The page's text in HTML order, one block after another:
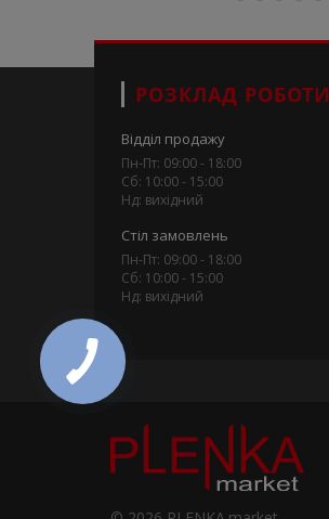
РОЗКЛАД РОБОТИ
Відділ продажу
Пн-Пт: 09:00 - 18:00
Сб: 10:00 - 15:00
Нд: вихідний
Стіл замовлень
Пн-Пт: 09:00 - 18:00
Сб: 10:00 - 15:00
Нд: вихідний